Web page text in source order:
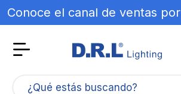
Conoce el canal de ventas por
¿Qué estás buscando?